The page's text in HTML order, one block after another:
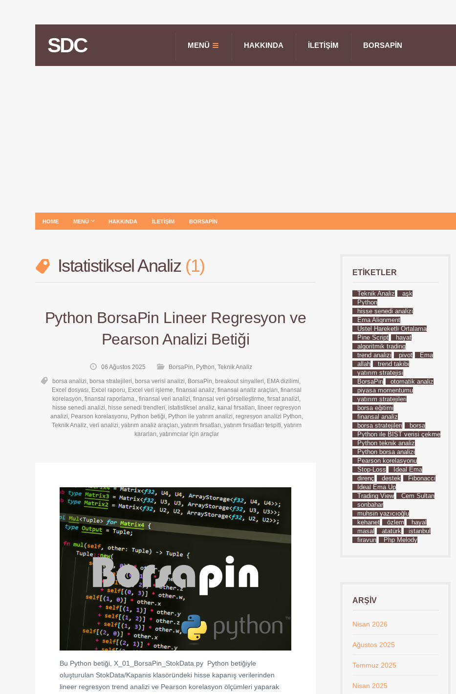
SDC MENÜ HAKKINDA İLETIŞIM BORSAPIN
HOME MENÜ HAKKINDA İLETIŞIM BORSAPIN
Istatistiksel Analiz 1
Python BorsaPin Lineer Regresyon ve
Pearson Analizi Betiği
06 Ağustos 2025 BorsaPin, Python, Teknik Analiz
borsa analizi, borsa stratejileri, borsa verisi analizi, BorsaPin, breakout sinyalleri, EMA dizilimi,
Excel dosyası, Excel raporu, Excel veri işleme, finansal analiz, finansal analiz araçları, finansal
korelasyon, finansal raporlama., finansal veri analizi, finansal veri görselleştirme, fırsat analizi,
hisse senedi analizi, hisse senedi trendleri, istatistiksel analiz, kanal fırsatları, lineer regresyon
analizi, Pearson korelasyonu, Python betiği, Python ile yatırım analizi, regresyon analizi Python,
Teknik Analiz, veri analizi, yatırım analiz araçları, yatırım fırsatları, yatırım fırsatları tespiti, yatırım
kararları, yatırımcılar için araçlar
Bu Python betiği, X_01_BorsaPin_StokData.py Python betiğiyle
oluşturulan StokData/Kapanis klasöründeki hisse kapanış verilerinden
lineer regresyon trend analizi ve Pearson korelasyon ölçümleri yaparak
ETIKETLER
Teknik Analiz
aşk
Python
hisse senedi analizi
Ema Alignment
Üstel Hareketli Ortalama
Pine Script
hayat
algoritmik trading
trend analizi
pivot
Ema
allah
trend takibi
yatırım stratejisi
BorsaPin
otomatik analiz
piyasa momentumu
yatırım stratejileri
borsa eğitimi
finansal analiz
borsa stratejileri
borsa
Python ile BIST verisi çekme
Python teknik analiz
Python borsa analizi
Pearson korelasyonu
Stop-Loss
İdeal Ema
direnç
destek
Fibonacci
İdeal Ema Up
Trading View
Cem Sultan
sonbahar
muhsin yazıcıoğlu
kehanet
özlem
hayal
masal
atatürk
istanbul
firavun
Php Melody
ARŞIV
Nisan 2026
Ağustos 2025
Temmuz 2025
Nisan 2025